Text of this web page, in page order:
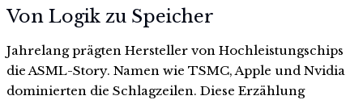
Von Logik zu Speicher
Jahrelang prägten Hersteller von Hochleistungschips
die ASML-Story. Namen wie TSMC, Apple und Nvidia
dominierten die Schlagzeilen. Diese Erzählung